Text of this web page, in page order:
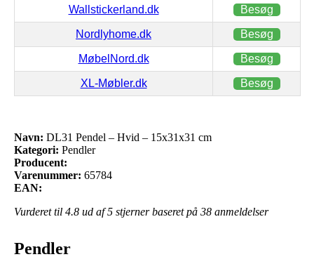
Wallstickerland.dk Besøg
Nordlyhome.dk Besøg
MøbelNord.dk Besøg
XL-Møbler.dk Besøg
Navn: DL31 Pendel – Hvid – 15x31x31 cm
Kategori: Pendler
Producent:
Varenummer: 65784
EAN:
Vurderet til 4.8 ud af 5 stjerner baseret på 38 anmeldelser
Pendler